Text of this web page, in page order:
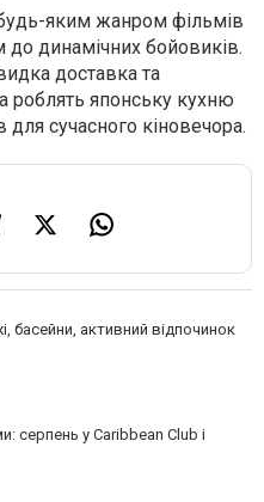
яким жанром фільмів
динамічних бойовиків.
доставка та
роблять японську кухню
для сучасного кіновечора.
басейни, активний відпочинок
серпень у Caribbean Club і